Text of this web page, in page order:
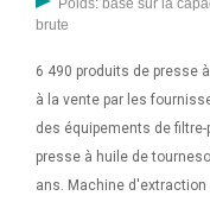
Poids: basé sur la
brute
6 490 produits de presse
à la vente par les
des équipements de
presse à huile de
ans. Machine d'extraction